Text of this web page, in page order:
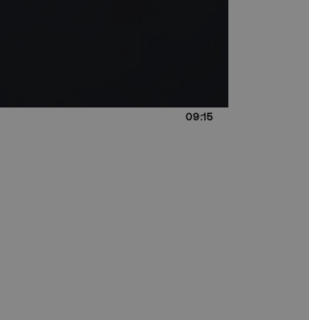
09:15